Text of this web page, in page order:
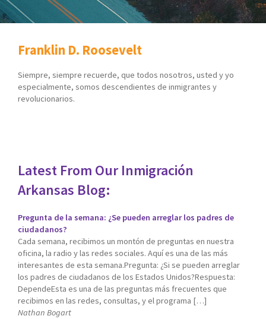
Latest From Our Inmigración
Arkansas Blog:
Pregunta de la semana: ¿Se pueden arreglar los padres de
ciudadanos?
Cada semana, recibimos un montón de preguntas en nuestra
oficina, la radio y las redes sociales. Aquí es una de las más
interesantes de esta semana.Pregunta: ¿Si se pueden arreglar
los padres de ciudadanos de los Estados Unidos?Respuesta:
DependeEsta es una de las preguntas más frecuentes que
recibimos en las redes, consultas, y el programa […]
Nathan Bogart
Franklin D. Roosevelt
Siempre, siempre recuerde, que todos nosotros, usted y yo
especialmente, somos descendientes de inmigrantes y
revolucionarios.